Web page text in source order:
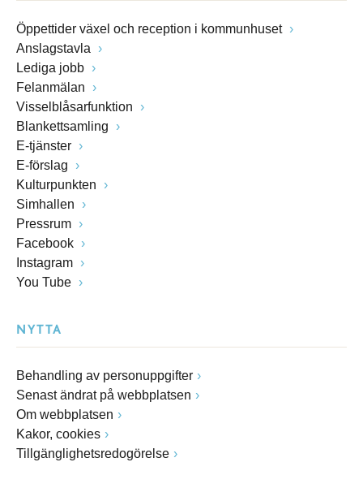
Öppettider växel och reception i kommunhuset
Anslagstavla
Lediga jobb
Felanmälan
Visselblåsarfunktion
Blankettsamling
E-tjänster
E-förslag
Kulturpunkten
Simhallen
Pressrum
Facebook
Instagram
You Tube
NYTTA
Behandling av personuppgifter
Senast ändrat på webbplatsen
Om webbplatsen
Kakor, cookies
Tillgänglighetsredogörelse